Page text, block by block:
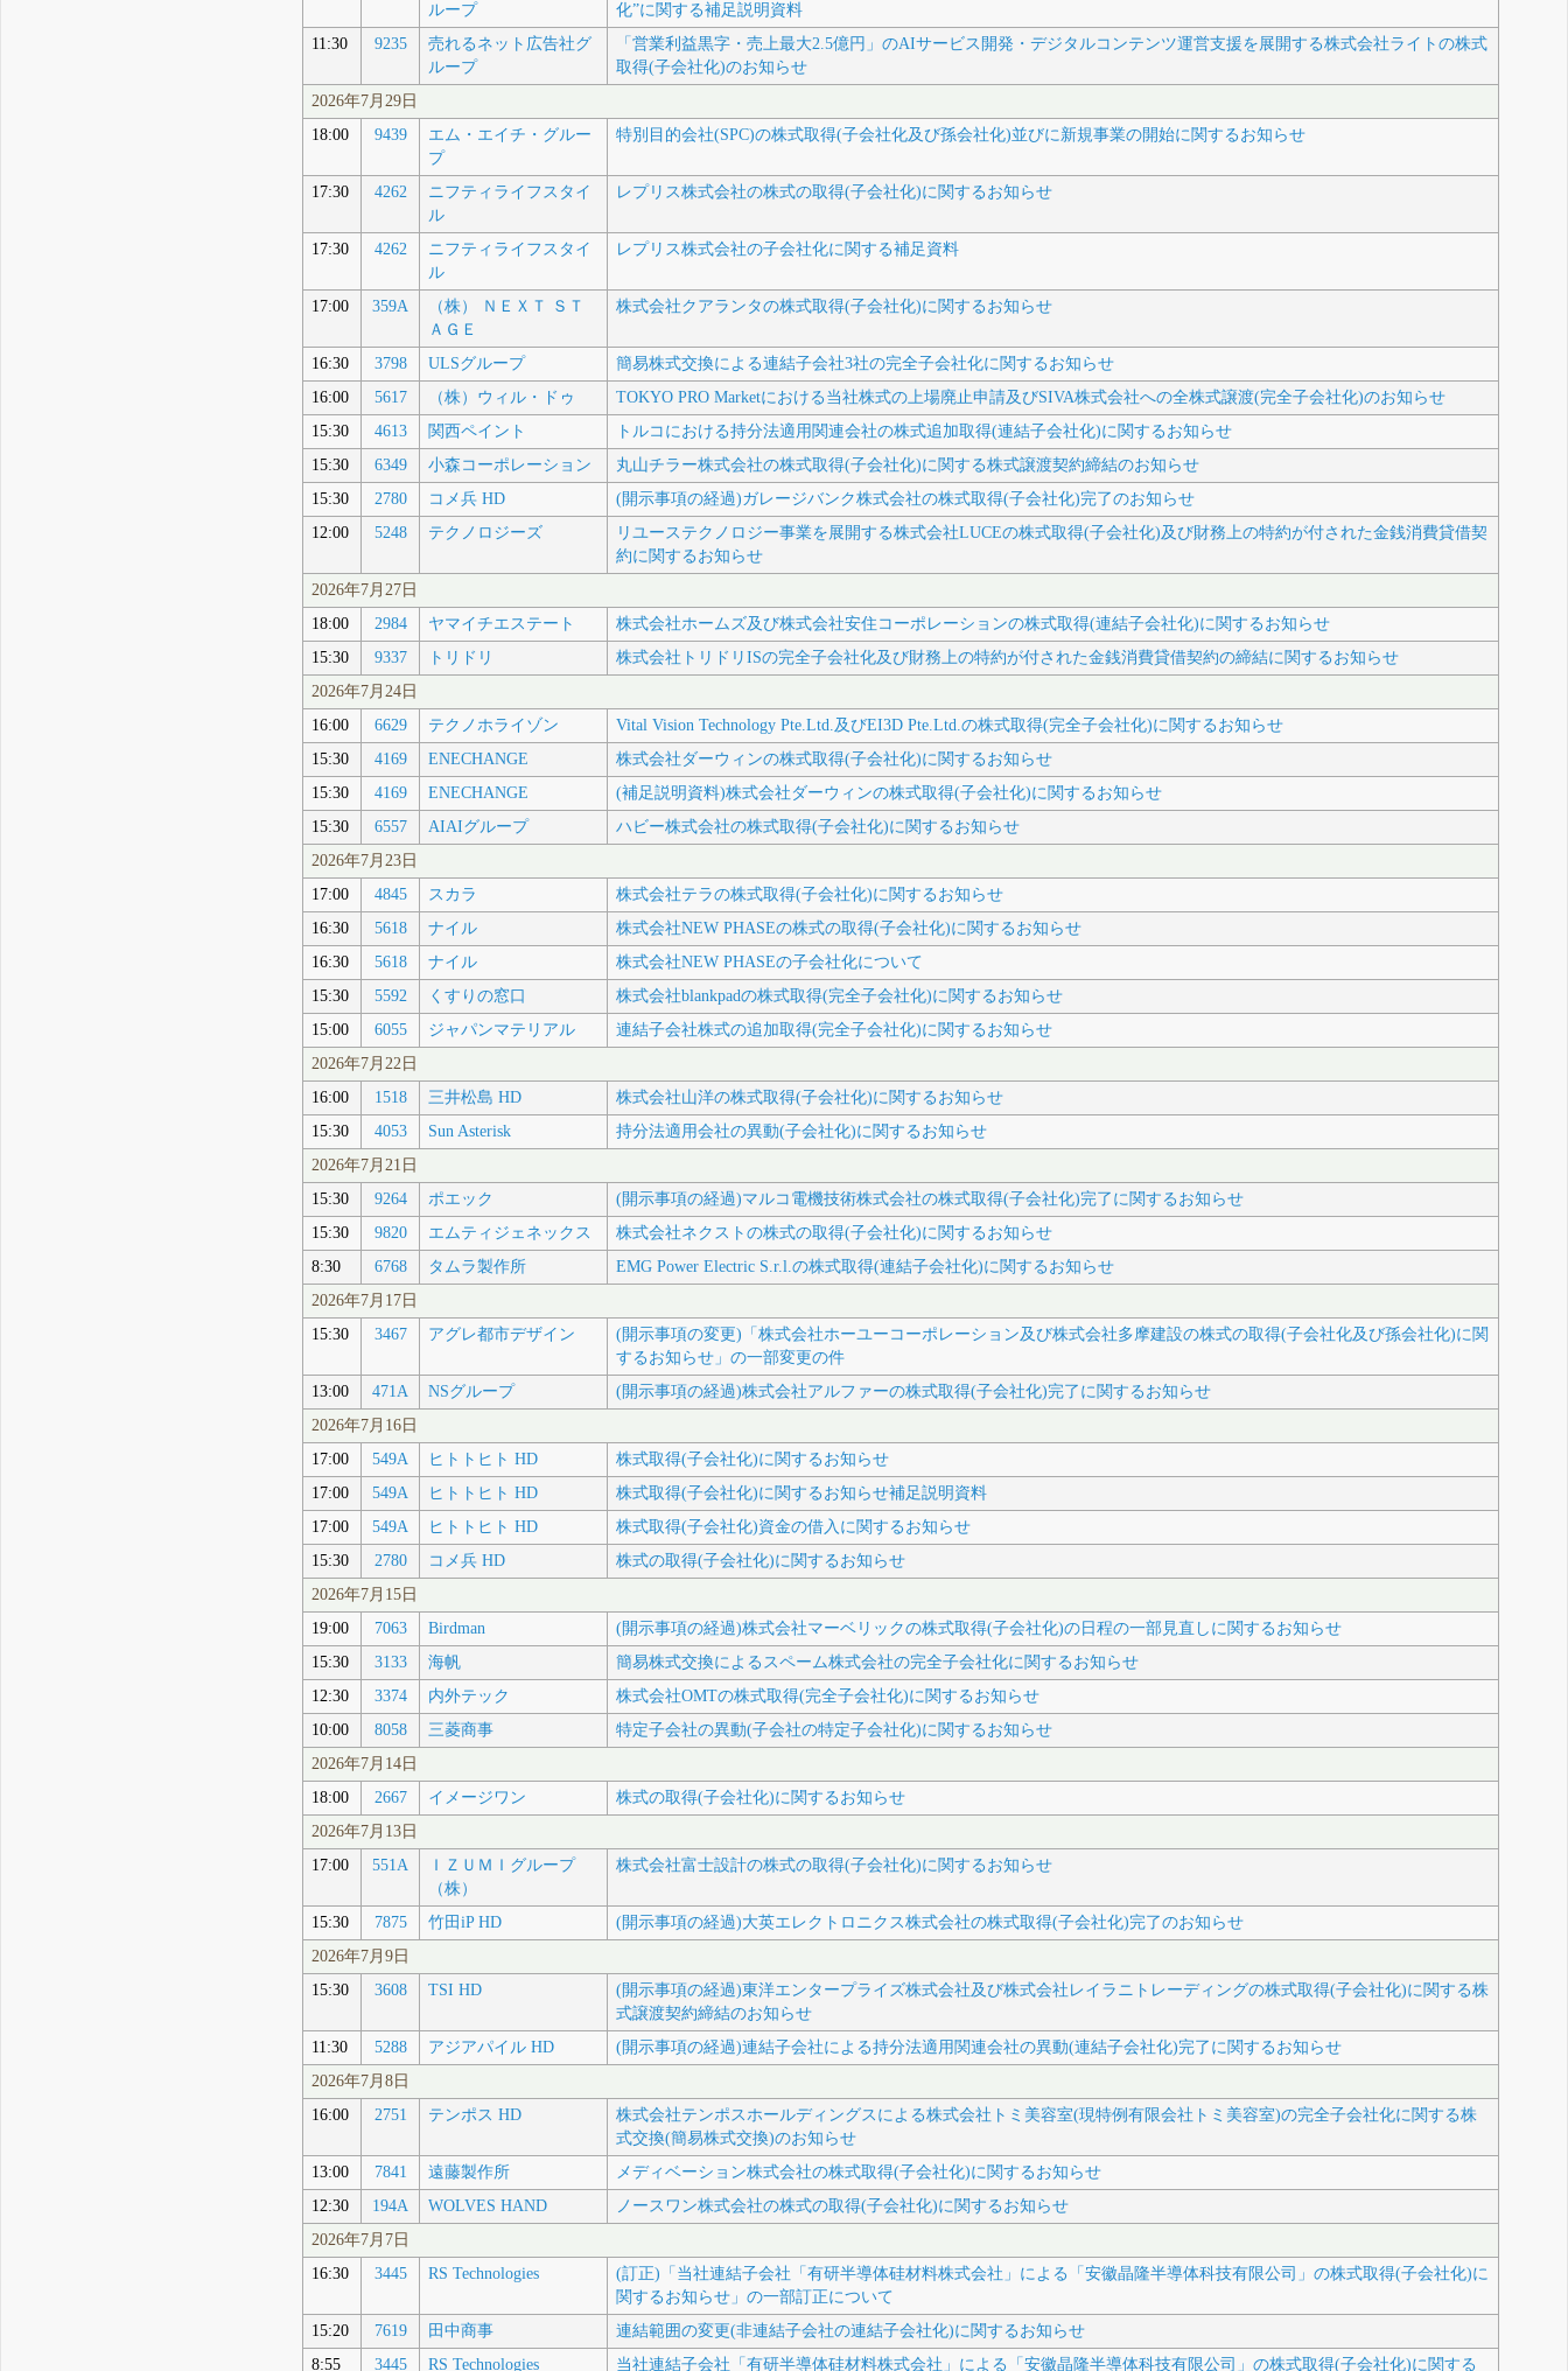
ループ
化”に関する補足説明資料
11:30
9235
売れるネット広告社グ
ループ
「営業利益黒字・売上最大2.5億円」のAIサービス開発・デジタルコンテンツ運営支援を展開する株式会社ライトの株式
取得(子会社化)のお知らせ
2026年7月29日
18:00
9439
エム・エイチ・グルー
プ
特別目的会社(SPC)の株式取得(子会社化及び孫会社化)並びに新規事業の開始に関するお知らせ
17:30 4262
ニフティライフスタイ
ル
レプリス株式会社の株式の取得(子会社化)に関するお知らせ
17:30 4262
ニフティライフスタイ
ル
レプリス株式会社の子会社化に関する補足資料
17:00 359A
（株） ＮＥＸＴ ＳＴ
ＡＧＥ
株式会社クアランタの株式取得(子会社化)に関するお知らせ
16:30 3798 ULSグループ
簡易株式交換による連結子会社3社の完全子会社化に関するお知らせ
16:00
5617 （株）ウィル・ドゥ
TOKYO PRO Marketにおける当社株式の上場廃止申請及びSIVA株式会社への全株式譲渡(完全子会社化)のお知らせ
15:30
4613 関西ペイント
トルコにおける持分法適用関連会社の株式追加取得(連結子会社化)に関するお知らせ
15:30
6349 小森コーポレーション
丸山チラー株式会社の株式取得(子会社化)に関する株式譲渡契約締結のお知らせ
15:30
2780 コメ兵 HD
(開示事項の経過)ガレージバンク株式会社の株式取得(子会社化)完了のお知らせ
12:00
5248 テクノロジーズ
リユーステクノロジー事業を展開する株式会社LUCEの株式取得(子会社化)及び財務上の特約が付された金銭消費貸借契
約に関するお知らせ
2026年7月27日
18:00
2984 ヤマイチエステート
株式会社ホームズ及び株式会社安住コーポレーションの株式取得(連結子会社化)に関するお知らせ
15:30
9337 トリドリ
株式会社トリドリISの完全子会社化及び財務上の特約が付された金銭消費貸借契約の締結に関するお知らせ
2026年7月24日
16:00
6629 テクノホライゾン
Vital Vision Technology Pte.Ltd.及びEI3D Pte.Ltd.の株式取得(完全子会社化)に関するお知らせ
15:30
4169 ENECHANGE
株式会社ダーウィンの株式取得(子会社化)に関するお知らせ
15:30
4169 ENECHANGE
(補足説明資料)株式会社ダーウィンの株式取得(子会社化)に関するお知らせ
15:30
6557 AIAIグループ
ハビー株式会社の株式取得(子会社化)に関するお知らせ
2026年7月23日
17:00
4845 スカラ
株式会社テラの株式取得(子会社化)に関するお知らせ
16:30
5618 ナイル
株式会社NEW PHASEの株式の取得(子会社化)に関するお知らせ
16:30
5618 ナイル
株式会社NEW PHASEの子会社化について
15:30
5592 くすりの窓口
株式会社blankpadの株式取得(完全子会社化)に関するお知らせ
15:00
6055 ジャパンマテリアル
連結子会社株式の追加取得(完全子会社化)に関するお知らせ
2026年7月22日
16:00
1518 三井松島 HD
株式会社山洋の株式取得(子会社化)に関するお知らせ
15:30
4053 Sun Asterisk
持分法適用会社の異動(子会社化)に関するお知らせ
2026年7月21日
15:30
9264 ポエック
(開示事項の経過)マルコ電機技術株式会社の株式取得(子会社化)完了に関するお知らせ
15:30
9820 エムティジェネックス
株式会社ネクストの株式の取得(子会社化)に関するお知らせ
8:30
6768 タムラ製作所
EMG Power Electric S.r.l.の株式取得(連結子会社化)に関するお知らせ
2026年7月17日
15:30
3467 アグレ都市デザイン
(開示事項の変更)「株式会社ホーユーコーポレーション及び株式会社多摩建設の株式の取得(子会社化及び孫会社化)に関
するお知らせ」の一部変更の件
13:00
471A NSグループ
(開示事項の経過)株式会社アルファーの株式取得(子会社化)完了に関するお知らせ
2026年7月16日
17:00
549A ヒトトヒト HD
株式取得(子会社化)に関するお知らせ
17:00
549A ヒトトヒト HD
株式取得(子会社化)に関するお知らせ補足説明資料
17:00
549A ヒトトヒト HD
株式取得(子会社化)資金の借入に関するお知らせ
15:30
2780 コメ兵 HD
株式の取得(子会社化)に関するお知らせ
2026年7月15日
19:00
7063 Birdman
(開示事項の経過)株式会社マーベリックの株式取得(子会社化)の日程の一部見直しに関するお知らせ
15:30
3133 海帆
簡易株式交換によるスペーム株式会社の完全子会社化に関するお知らせ
12:30
3374 内外テック
株式会社OMTの株式取得(完全子会社化)に関するお知らせ
10:00
8058 三菱商事
特定子会社の異動(子会社の特定子会社化)に関するお知らせ
2026年7月14日
18:00
2667 イメージワン
株式の取得(子会社化)に関するお知らせ
2026年7月13日
17:00
551A
ＩＺＵＭＩグループ
（株）
株式会社富士設計の株式の取得(子会社化)に関するお知らせ
15:30 7875 竹田iP HD
(開示事項の経過)大英エレクトロニクス株式会社の株式取得(子会社化)完了のお知らせ
2026年7月9日
15:30
3608 TSI HD
(開示事項の経過)東洋エンタープライズ株式会社及び株式会社レイラニトレーディングの株式取得(子会社化)に関する株
式譲渡契約締結のお知らせ
11:30
5288 アジアパイル HD
(開示事項の経過)連結子会社による持分法適用関連会社の異動(連結子会社化)完了に関するお知らせ
2026年7月8日
16:00
2751 テンポス HD
株式会社テンポスホールディングスによる株式会社トミ美容室(現特例有限会社トミ美容室)の完全子会社化に関する株
式交換(簡易株式交換)のお知らせ
13:00
7841 遠藤製作所
メディベーション株式会社の株式取得(子会社化)に関するお知らせ
12:30
194A WOLVES HAND
ノースワン株式会社の株式の取得(子会社化)に関するお知らせ
2026年7月7日
16:30
3445 RS Technologies
(訂正)「当社連結子会社「有研半導体硅材料株式会社」による「安徽晶隆半導体科技有限公司」の株式取得(子会社化)に
関するお知らせ」の一部訂正について
15:20
7619 田中商事
連結範囲の変更(非連結子会社の連結子会社化)に関するお知らせ
8:55
3445 RS Technologies 当社連結子会社「有研半導体硅材料株式会社」による「安徽晶隆半導体科技有限公司」の株式取得(子会社化)に関する